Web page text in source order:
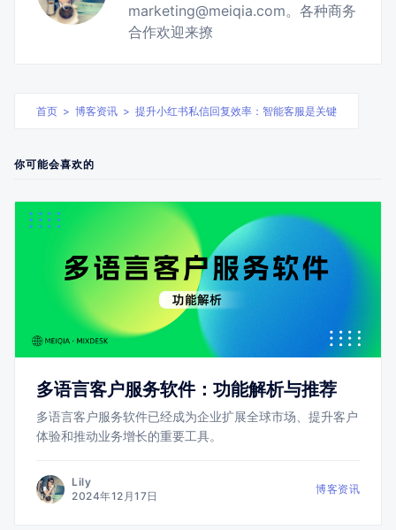
marketing@meiqia.com。各种商务
合作欢迎来撩
首页 > 博客资讯 > 提升小红书私信回复效率：智能客服是关键
你可能会喜欢的
多语言客户服务软件：功能解析与推荐
多语言客户服务软件已经成为企业扩展全球市场、提升客户
体验和推动业务增长的重要工具。
Lily
2024年12月17日
博客资讯